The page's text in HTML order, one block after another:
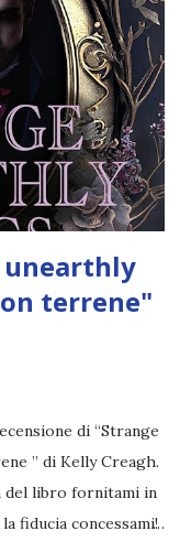
è stato scelto per
scuola di magia, la
pieghe del nostro
garantisce
dovesse rifiutarsi,
unearthly
terrene"
di “Strange
” di Kelly Creagh.
del libro fornitami in
fiducia concessami!